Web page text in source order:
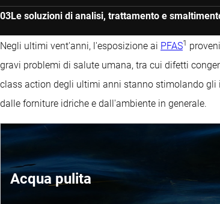
Le soluzioni di analisi, trattamento e
Negli ultimi vent'anni, l'esposizione ai PFAS1
gravi problemi di salute umana, tra cui difetti
class action degli ultimi anni stanno stimolando
dalle forniture idriche e dall'ambiente in generale.
Acqua pulita